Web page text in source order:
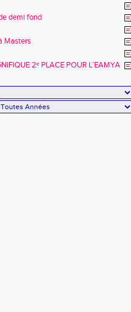
demi fond
Masters
2ᵉ PLACE POUR L’EAMYA